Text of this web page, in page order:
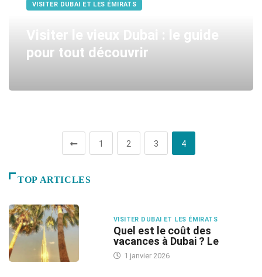
VISITER DUBAI ET LES ÉMIRATS
Visiter le vieux Dubai : le guide
pour tout découvrir
1 2 3 4
TOP ARTICLES
VISITER DUBAI ET LES ÉMIRATS
Quel est le coût des
vacances à Dubai ? Le
1 janvier 2026